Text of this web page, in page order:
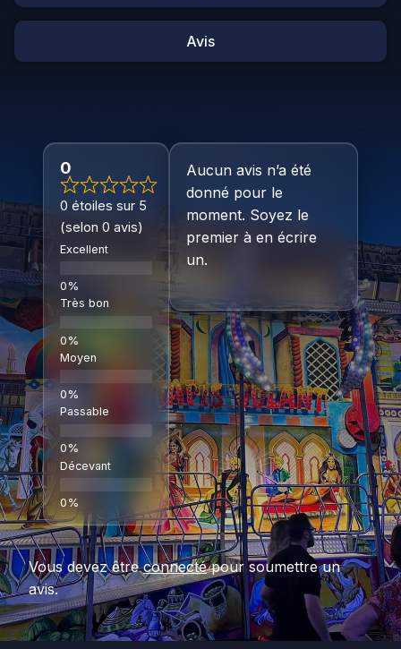
Avis
0
0 étoiles sur 5
(selon 0 avis)
Excellent
Très bon
Moyen
Passable
Décevant
Aucun avis n’a été
donné pour le
moment. Soyez le
premier à en écrire
un.
Vous devez êtreconnectépour soumettre un
avis.